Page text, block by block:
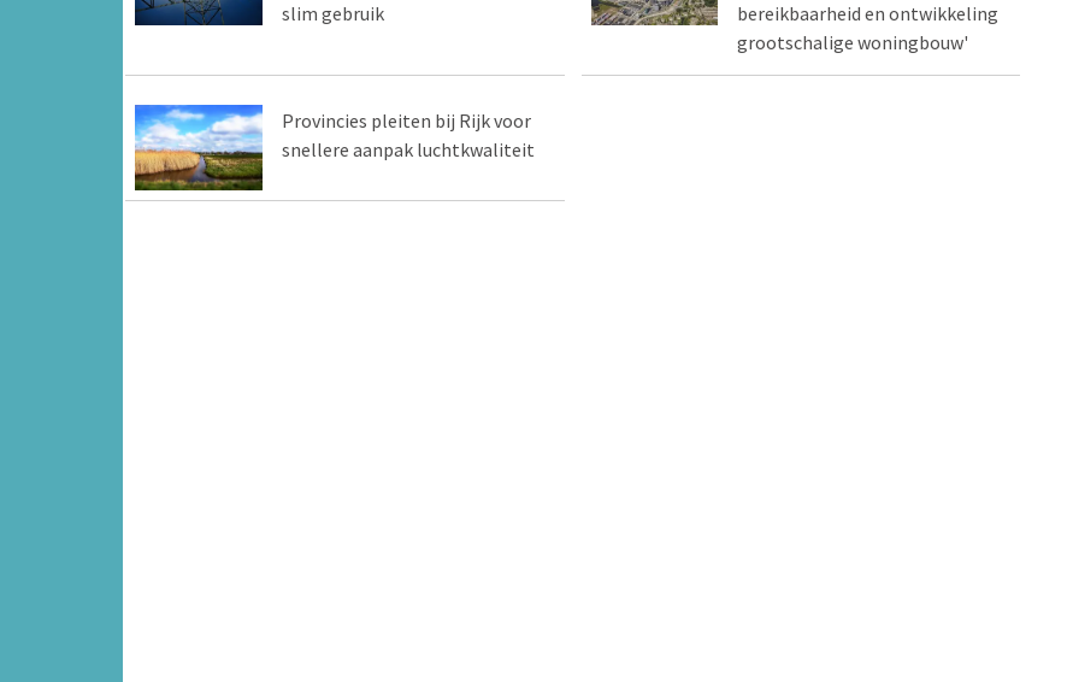
slim gebruik
bereikbaarheid en ontwikkeling
grootschalige woningbouw'
Provincies pleiten bij Rijk voor
snellere aanpak luchtkwaliteit